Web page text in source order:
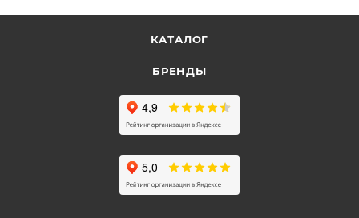
КАТАЛОГ
БРЕНДЫ